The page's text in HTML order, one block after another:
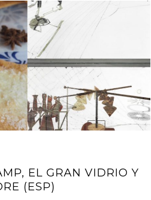
EL GRAN VIDRIO Y
(ESP)